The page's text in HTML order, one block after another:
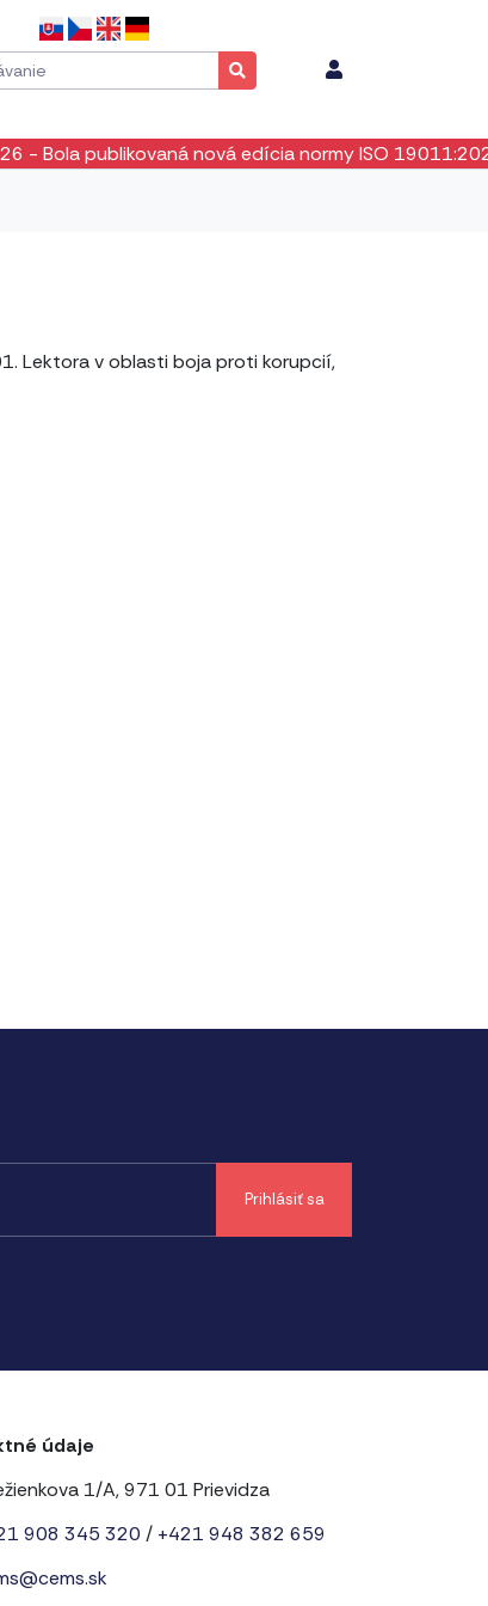
publikovaná nová edícia normy ISO 19011:2026.
Lektora v oblasti boja proti korupcií,
údaje
1/A, 971 01 Prievidza
908 345 320 / +421 948 382 659